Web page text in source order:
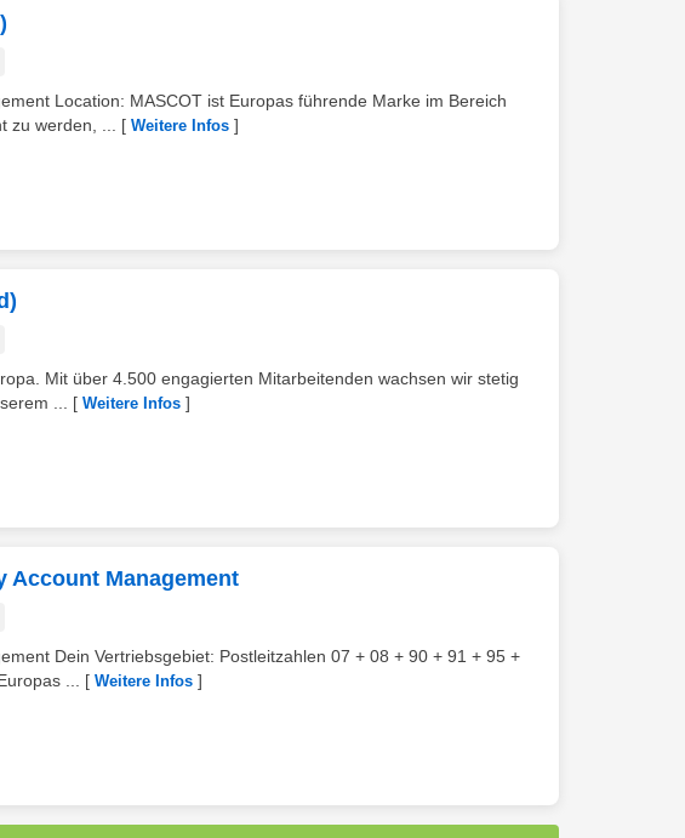
Location: MASCOT ist Europas führende Marke im Bereich
werden, ...
[ Weitere Infos ]
Mit über 4.500 engagierten Mitarbeitenden wachsen wir stetig
...
[ Weitere Infos ]
Account Management
Dein Vertriebsgebiet: Postleitzahlen 07 + 08 + 90 + 91 + 95 +
...
[ Weitere Infos ]